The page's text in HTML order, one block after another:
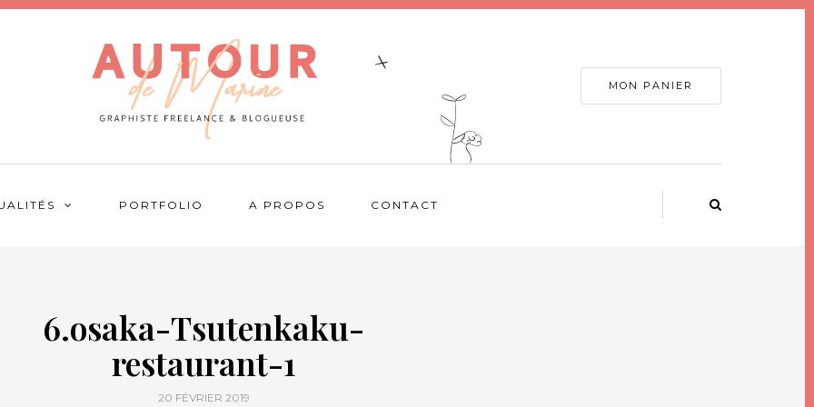
MON PANIER
PORTFOLIO A PROPOS CONTACT
6.osaka-Tsutenkaku-
restaurant-1
20 FÉVRIER 2019